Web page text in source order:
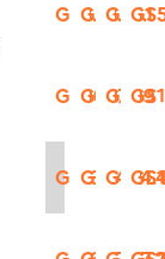
GS3.2GS3.3
GS5.1
GS06GS07GS09
GS13GS14.2